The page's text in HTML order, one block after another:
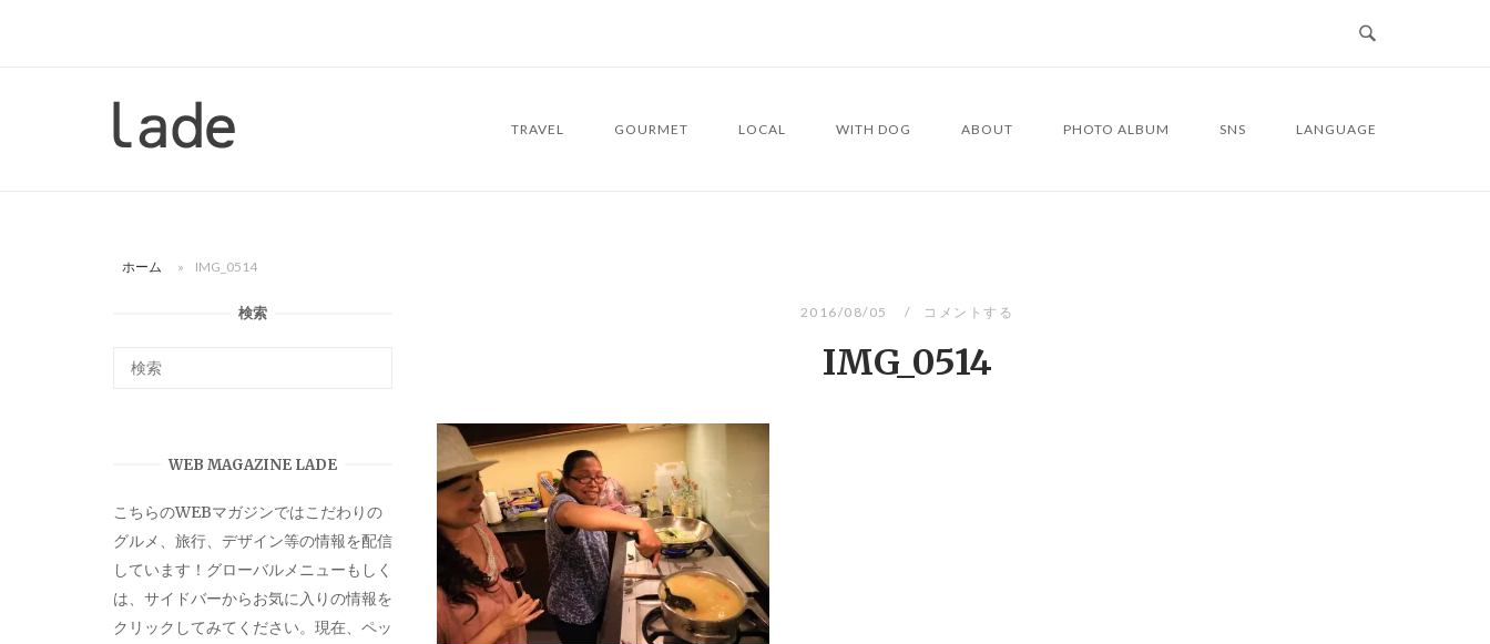
ー
TRAVEL GOURMET LOCAL WITH DOG ABOUT PHOTO ALBUM SNS LANGUAGE
ホーム » IMG_0514
2016/08/05 コメントする
IMG_0514
検索
WEB MAGAZINE LADE
こちらのWEBマガジンではこだわりの
グルメ、旅行、デザイン等の情報を配信
しています！グローバルメニューもしく
は、サイドバーからお気に入りの情報を
クリックしてみてください。現在、ペッ